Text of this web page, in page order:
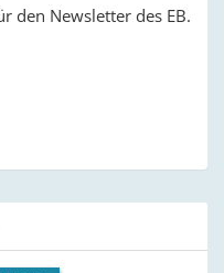
den Newsletter des EB.